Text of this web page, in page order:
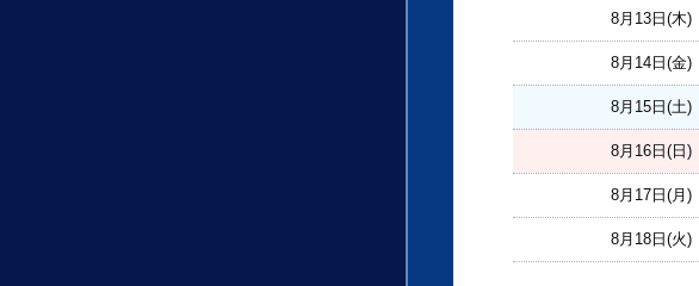
8月13日(木)
8月14日(金)
8月15日(土)
8月16日(日)
8月17日(月)
8月18日(火)